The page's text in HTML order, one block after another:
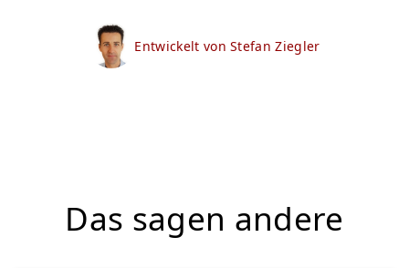
Entwickelt von Stefan Ziegler
Das sagen andere